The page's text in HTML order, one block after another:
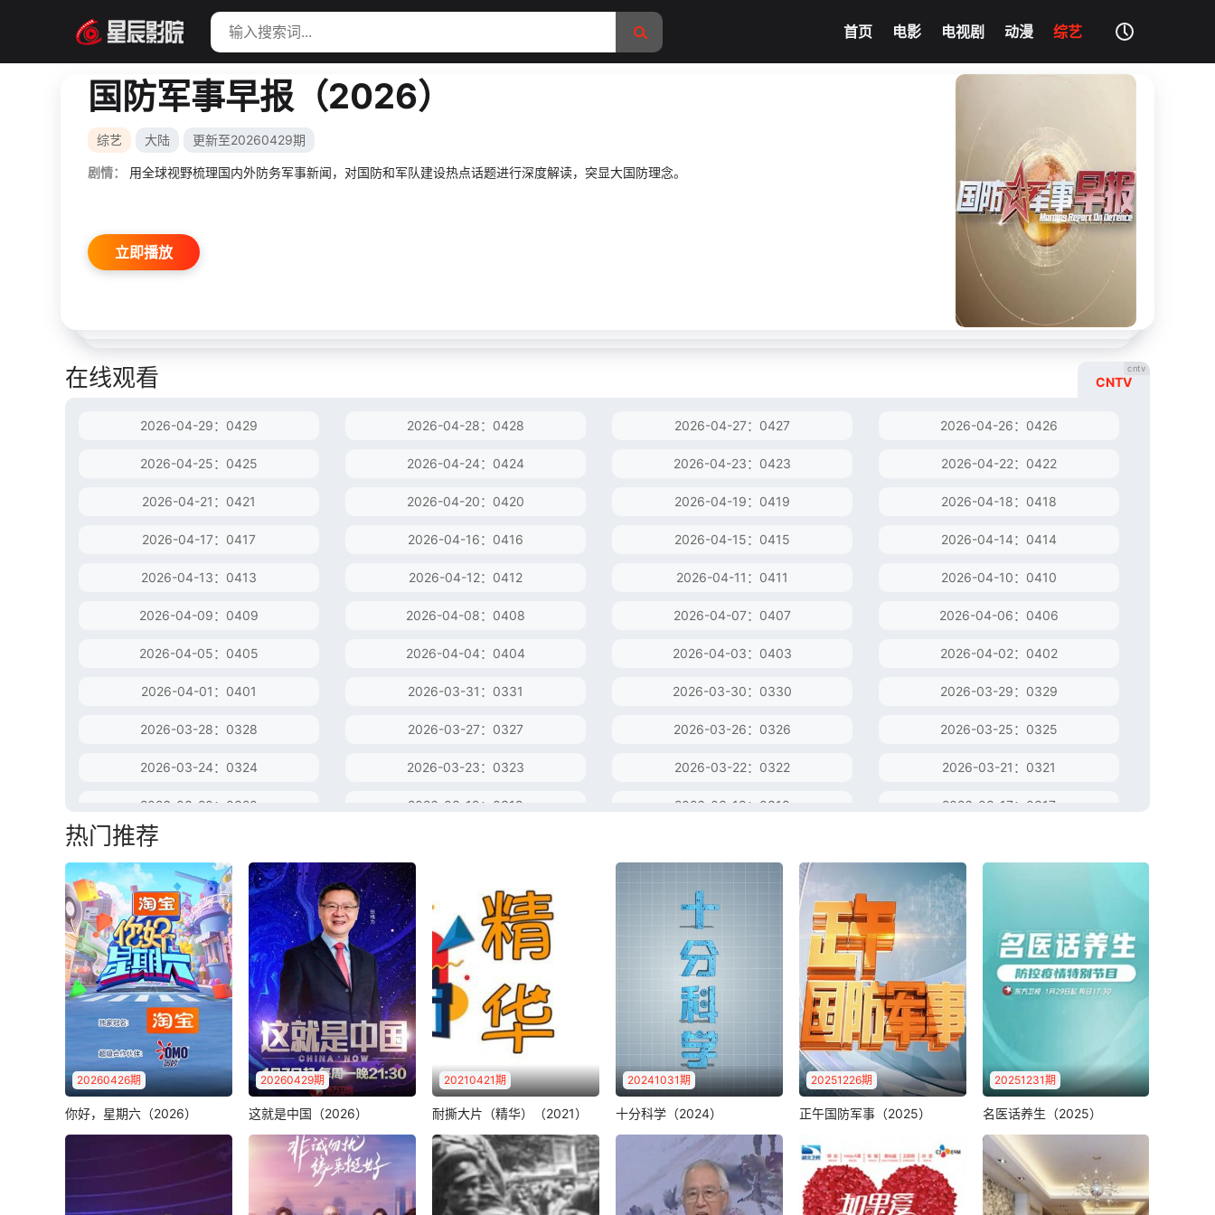
首页 电影 电视剧 动漫 综艺
影片大全
我的影片记录
国防军事早报（2026）
综艺 大陆 更新至20260429期
剧情： 用全球视野梳理国内外防务军事新闻，对国防和军队建设热点话题进行深度解读，突显大国防理念。
立即播放
在线观看 CNTV
cntv
2026-04-29：0429 2026-04-28：0428 2026-04-27：0427 2026-04-26：0426
2026-04-25：0425 2026-04-24：0424 2026-04-23：0423 2026-04-22：0422
2026-04-21：0421 2026-04-20：0420 2026-04-19：0419 2026-04-18：0418
2026-04-17：0417 2026-04-16：0416 2026-04-15：0415 2026-04-14：0414
2026-04-13：0413 2026-04-12：0412 2026-04-11：0411 2026-04-10：0410
2026-04-09：0409 2026-04-08：0408 2026-04-07：0407 2026-04-06：0406
2026-04-05：0405 2026-04-04：0404 2026-04-03：0403 2026-04-02：0402
2026-04-01：0401 2026-03-31：0331 2026-03-30：0330 2026-03-29：0329
2026-03-28：0328 2026-03-27：0327 2026-03-26：0326 2026-03-25：0325
2026-03-24：0324 2026-03-23：0323 2026-03-22：0322 2026-03-21：0321
2026-03-20：0320 2026-03-19：0319 2026-03-18：0318 2026-03-17：0317
2026-03-16：0316
2026-03-12：0312 2026-03-11：0311 2026-03-09：0309
2026-03-08：0308 2026-03-07：0307 2026-03-06：0306 2026-03-05：0305
2026-03-04：0304 2026-03-03：0303 2026-03-02：0302 2026-03-01：0301
2026-02-28：0228 2026-02-27：0227 2026-02-26：0226 2026-02-25：0225
2026-02-24：0224 2026-02-23：0223 2026-02-22：0222 2026-02-21：0221
2026-02-20：0220 2026-02-19：0219 2026-02-18：0218 2026-02-17：0217
2026-02-16：0216 2026-02-15：0215 2026-02-14：0214 2026-02-13：0213
2026-02-11：0211 2026-02-10：0210 2026-02-09：0209
2026-02-08：0208 2026-02-07：0207 2026-02-06：0206 2026-02-05：0205
热门推荐
20260426期
《你好，星期六》节目以全
景，将平凡生活的..
你好，星期六（2026）
20260429期
这就是中国（2026）
张维为 王绍光
鄢一龙
三十而立，四十不惑。如今
的中国该如何定位？听复旦
大学中国研究院..
这就是中国（2026）
20210421期
耐撕大片（精华）（2021）
耐sir几百亿的精华全在这儿
了
耐撕大片（精华）（2021）
20241031期
十分科学（2024）
传播世界前沿科技，普及新
质生产力中的科学新知，以
及热点科学现象..
十分科学（2024）
20251226期
军队建设进程”为使命，聚焦
国防军事动..
正午国防军事（2025）
20251231期
名医话养生（2025）
《名医话养生》一档都市中
产的健康生活教科书节目，
是上海广播电视..
名医话养生（2025）